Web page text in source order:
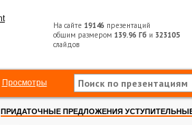
На сайте 19146 презентаций
общим размером 139.96 Гб и 323105
слайдов
Просмотры
ПРИДАТОЧНЫЕ ПРЕДЛОЖЕНИЯ